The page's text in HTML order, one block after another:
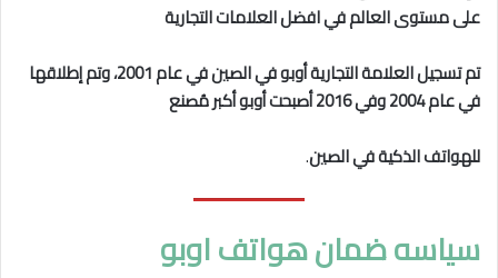
على مستوى العالم في افضل العلامات التجارية
تم تسجيل العلامة التجارية أوبو في الصين في عام 2001، وتم إطلاقها
في عام 2004 وفي 2016 أصبحت أوبو أكبر مُصنع
للهواتف الذكية في الصين.
سياسه ضمان هواتف اوبو